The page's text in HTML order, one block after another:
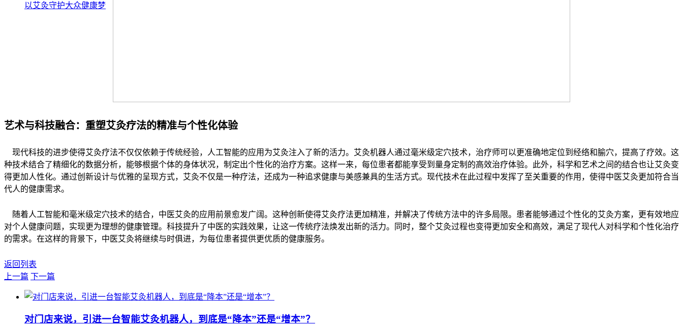
以艾灸守护大众健康梦
艺术与科技融合：重塑艾灸疗法的精准与个性化体验
现代科技的进步使得艾灸疗法不仅仅依赖于传统经验，人工智能的应用为艾灸注入了新的活力。艾灸机器人通过毫米级定穴技术，治疗师可以更准确地定位到经络和腧穴，提高了疗效。这
种技术结合了精细化的数据分析，能够根据个体的身体状况，制定出个性化的治疗方案。这样一来，每位患者都能享受到量身定制的高效治疗体验。此外，科学和艺术之间的结合也让艾灸变
得更加人性化。通过创新设计与优雅的呈现方式，艾灸不仅是一种疗法，还成为一种追求健康与美感兼具的生活方式。现代技术在此过程中发挥了至关重要的作用，使得中医艾灸更加符合当
代人的健康需求。
随着人工智能和毫米级定穴技术的结合，中医艾灸的应用前景愈发广阔。这种创新使得艾灸疗法更加精准，并解决了传统方法中的许多局限。患者能够通过个性化的艾灸方案，更有效地应
对个人健康问题，实现更为理想的健康管理。科技提升了中医的实践效果，让这一传统疗法焕发出新的活力。同时，整个艾灸过程也变得更加安全和高效，满足了现代人对科学和个性化治疗
的需求。在这样的背景下，中医艾灸将继续与时俱进，为每位患者提供更优质的健康服务。
返回列表
上一篇 下一篇
对门店来说，引进一台智能艾灸机器人，到底是“降本”还是“增本”？